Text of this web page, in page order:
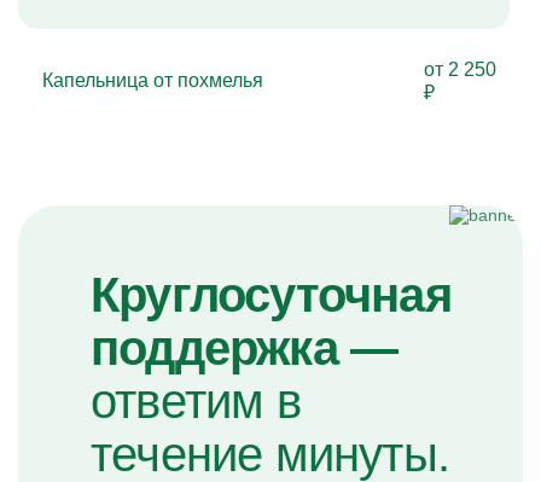
Капельница от похмелья
от 2 250
₽
Круглосуточная
поддержка —
ответим в
течение минуты.